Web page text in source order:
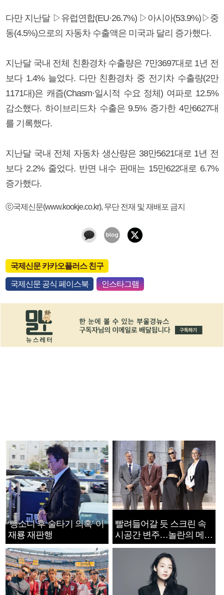
다만 지난달 ▷유럽연합(EU·26.7%) ▷아시아(53.9%)▷중
동(4.5%)으로의 자동차 수출액은 미국과 달리 증가했다.
지난달 국내 전체 친환경차 수출량은 7만3697대로 1년 전
보다 1.4% 늘었다. 다만 친환경차 중 전기차 수출량(2만
1171대)은 캐즘(Chasm·일시적 수요 정체) 여파로 12.5%
감소했다. 하이브리드차 수출은 9.5% 증가한 4만6627대
를 기록했다.
지난달 국내 전체 자동차 생산량은 38만5621대로 1년 전
보다 2.2% 줄었다. 반면 내수 판매는 15만622대로 6.7%
증가했다.
ⓒ국제신문(www.kookje.co.kr), 무단 전재 및 재배포 금지
국제신문 카카오플러스 친구
국제신문 공식 페이스북 인스타그램
‘뺑소니 후 술타기 의혹’ 이
재룡 재판행
빨려들어갈 듯 스크린 속
시공간 변주…놀란의 메시
지는 ‘전쟁 속죄’